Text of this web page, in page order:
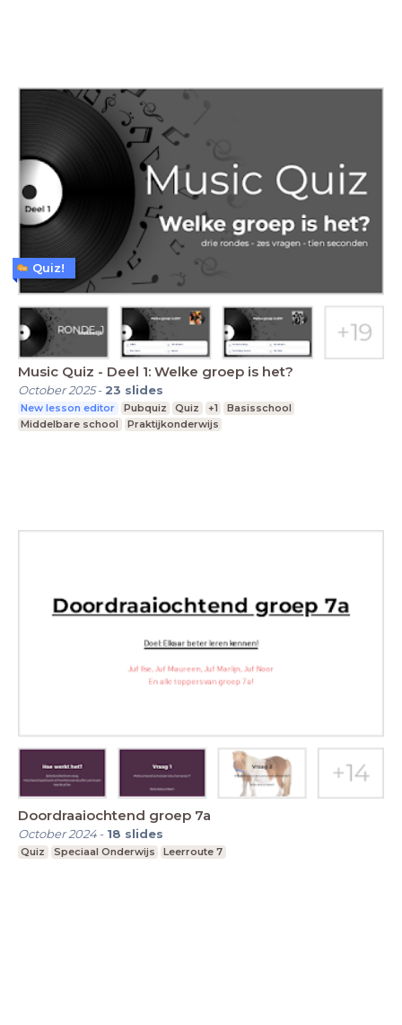
Music Quiz - Deel 1: Welke groep is het?
October 2025- 23 slides
New lesson editor Pubquiz Quiz +1
Basisschool
Middelbare school
Praktijkonderwijs
Quiz!
Doordraaiochtend groep 7a
October 2024- 18 slides
Quiz Speciaal Onderwijs Leerroute 7